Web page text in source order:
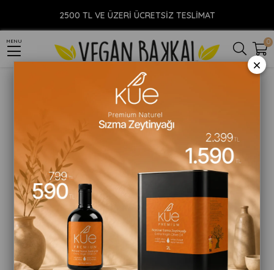
2500 TL VE ÜZERİ ÜCRETSİZ TESLİMAT
MENU 0
SÜRDÜRÜLEBİLİR YAŞAM Vegan Kitap Veganlık ve Kendini Bulma Sanatı - Yeliz Utku Konca
×